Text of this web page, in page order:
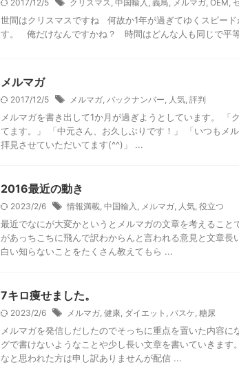
2017/12/5 クリスマス, 中国輸入 , 義鳥, メルマガ, OEM,
世間はクリスマスですね 何故か1年が過ぎてゆくスピード
す。 俺だけなんですかね？ 時間はどんな人も同じで平
メルマガ
2017/12/5 メルマガ, バックナンバー, 人気, 評判
メルマガを書き出して1か月が過ぎようとしています。 「
てます。」 「中元さん、お久しぶりです！」 「いつもメ
拝見させていただいてます(^^)」 ...
2016最近の動き
2023/2/6 情報満載, 中国輸入 , メルマガ, 人気, 役立つ
最近でなにが大変かというとメルマガの文章を考えること
があっちこちに飛んで訳わからんと言われる意見と文章長
白い知らないことをたくさん教えてもら ...
7キロ痩せました。
2023/2/6 メルマガ, 健康, ダイエット , バスケ, 糖尿
メルマガを発信しだしたのでそっちに重点を置いた内容に
グで書けないようなことや少し長い文章を書いていきます
なと思われた方は申し訳ありませんが配信 ...